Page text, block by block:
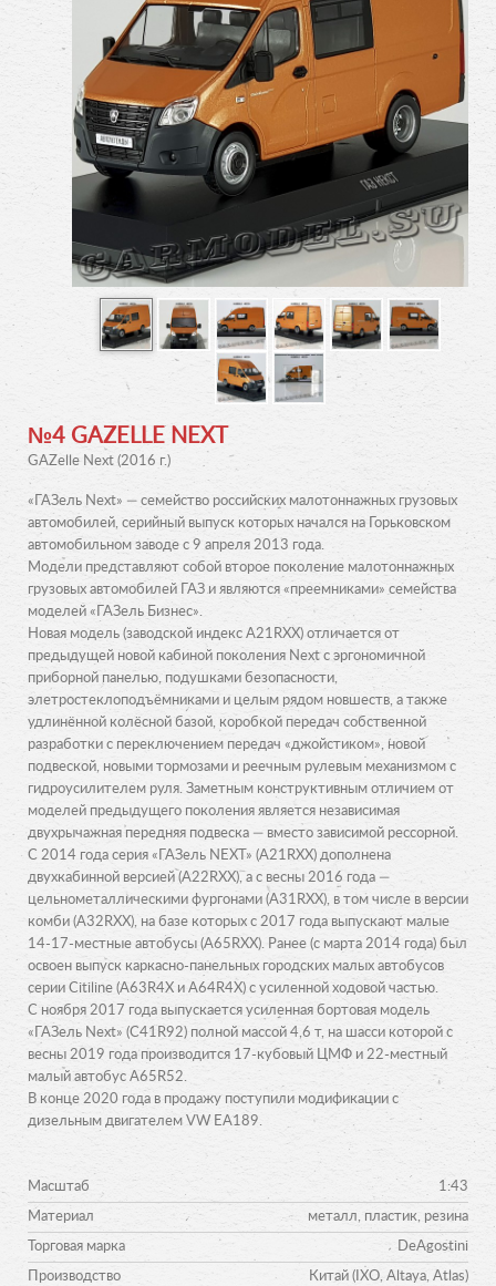
№4 GAZELLE NEXT
GAZelle Next (2016 г.)
«ГАЗель Next» — семейство российских малотоннажных грузовых
автомобилей, серийный выпуск которых начался на Горьковском
автомобильном заводе с 9 апреля 2013 года.
Модели представляют собой второе поколение малотоннажных
грузовых автомобилей ГАЗ и являются «преемниками» семейства
моделей «ГАЗель Бизнес».
Новая модель (заводской индекс A21RXX) отличается от
предыдущей новой кабиной поколения Next c эргономичной
приборной панелью, подушками безопасности,
элетростеклоподъёмниками и целым рядом новшеств, а также
удлинённой колёсной базой, коробкой передач собственной
разработки с переключением передач «джойстиком», новой
подвеской, новыми тормозами и реечным рулевым механизмом с
гидроусилителем руля. Заметным конструктивным отличием от
моделей предыдущего поколения является независимая
двухрычажная передняя подвеска — вместо зависимой рессорной.
С 2014 года серия «ГАЗель NEXT» (A21RXX) дополнена
двухкабинной версией (A22RXX), а с весны 2016 года —
цельнометаллическими фургонами (A31RXX), в том числе в версии
комби (A32RXX), на базе которых с 2017 года выпускают малые
14-17-местные автобусы (A65RXX). Ранее (с марта 2014 года) был
освоен выпуск каркасно-панельных городских малых автобусов
серии Citiline (A63R4X и A64R4X) с усиленной ходовой частью.
С ноября 2017 года выпускается усиленная бортовая модель
«ГАЗель Next» (C41R92) полной массой 4,6 т, на шасси которой с
весны 2019 года производится 17-кубовый ЦМФ и 22-местный
малый автобус А65R52.
В конце 2020 года в продажу поступили модификации с
дизельным двигателем VW EA189.
Масштаб 1:43
Материал металл, пластик, резина
Торговая марка DeAgostini
Производство Китай (IXO, Altaya, Atlas)